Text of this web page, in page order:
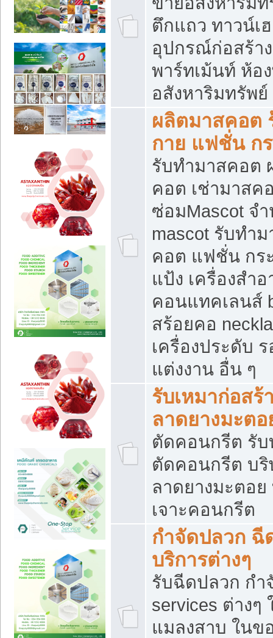
ตึกแถว ทาวน์เ
อุปกรณ์ก่อสร้า
พาร์ทเม้นท์ ห้อ
อสังหาริมทรัพ
ผลิตมาสคอต
กาย แฟชั่น กร
รับทำมาสคอต
คอต เช่ามาสค
ซ่อมMascot จ
mascot รับทำ
คอต แฟชั่น กระ
แป้ง เครื่องสำ
คอนแทคเลนส์
สร้อยคอ
เครื่องประดับ ร
แต่งงาน อื่น ๆ
รับเหมาก่อส
ลาดยางมะต
ตัดคอนกรีต รับ
ตัดคอนกรีต บริ
ลาดยางมะตอ
เจาะคอนกรีต
กำจัดปลวก ฉี
บริการต่างๆ
รับฉีดปลวก กำ
services ต่าง
แมลงสาบ ใน